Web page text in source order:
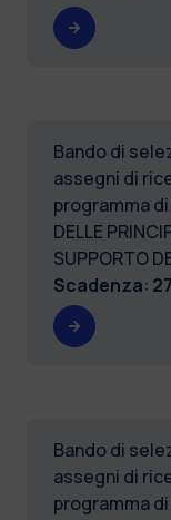
Bando di
assegni di
programma
DELLE
SUPPORTO
Scadenza:
Bando di
assegni di
programma